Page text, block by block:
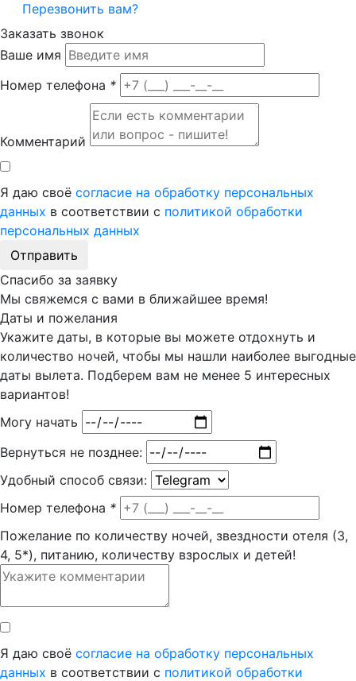
Перезвонить вам?
Заказать звонок
Ваше имя
Номер телефона *
Комментарий
Я даю своё согласие на обработку персональных
данных в соответствии с политикой обработки
персональных данных
Отправить
Спасибо за заявку
Мы свяжемся с вами в ближайшее время!
Даты и пожелания
Укажите даты, в которые вы можете отдохнуть и
количество ночей, чтобы мы нашли наиболее выгодные
даты вылета. Подберем вам не менее 5 интересных
вариантов!
Могу начать
Вернуться не позднее:
Удобный способ связи:
Номер телефона *
Пожелание по количеству ночей, звездности отеля (3,
4, 5*), питанию, количеству взрослых и детей!
Я даю своё согласие на обработку персональных
данных в соответствии с политикой обработки